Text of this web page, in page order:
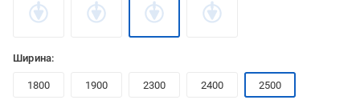
Ширина:
1800 1900 2300 2400 2500